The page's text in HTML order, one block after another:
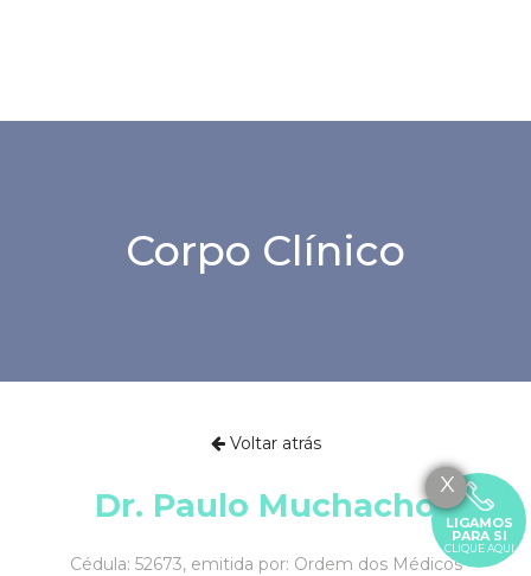
X
LIGAMOS
PARA SI
CLIQUE AQUI
Corpo Clínico
Voltar atrás
Dr. Paulo Muchacho
Cédula: 52673, emitida por: Ordem dos Médicos